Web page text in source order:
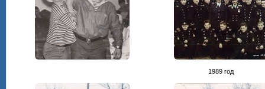
1989 год